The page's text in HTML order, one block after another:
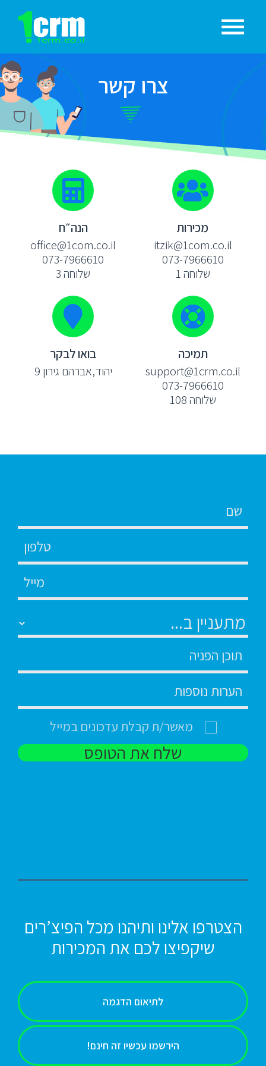
צרו קשר
מכירות
itzik@1com.co.il
073-7966610
שלוחה 1
הנה״ח
office@1com.co.il
073-7966610
שלוחה 3
תמיכה
support@1crm.co.il
073-7966610
שלוחה 108
בואו לבקר
יהוד,אברהם גירון 9
מאשר/ת קבלת עדכונים במייל
הצטרפו אלינו ותיהנו מכל הפיצ’רים
שיקפיצו לכם את המכירות
לתיאום הדגמה
הירשמו עכשיו זה חינם!